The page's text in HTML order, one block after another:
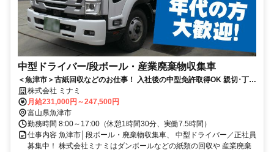
中型ドライバー/段ボール・産業廃棄物収集車
＜魚津市＞古紙回収などのお仕事！ 入社後の中型免許取得OK 親切･丁寧
にお教えします！
株式会社 ミナミ
月給231,000円～247,500円
富山県魚津市
勤務時間 8:00～17:00（休憩1時間30分、実働7.5時間）
仕事内容 魚津市│段ボール・廃棄物収集車、 中型ドライバー／正社員
募集中！ 株式会社ミナミはダンボールなどの紙類の回収や 産業廃棄